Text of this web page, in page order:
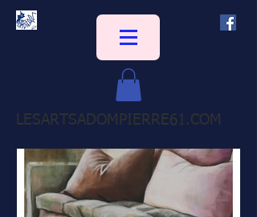
LESARTSADOMPIERRE61.COM